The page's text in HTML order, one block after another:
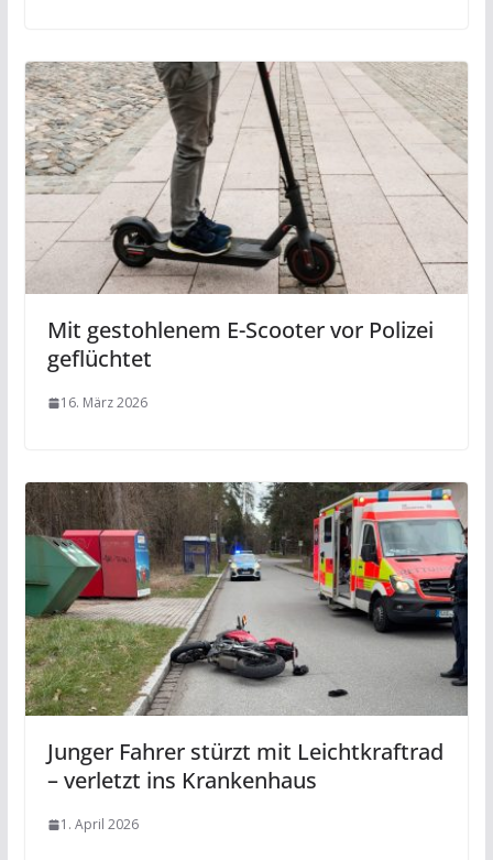
Mit gestohlenem E-Scooter vor Polizei
geflüchtet
16. März 2026
Junger Fahrer stürzt mit Leichtkraftrad
– verletzt ins Krankenhaus
1. April 2026